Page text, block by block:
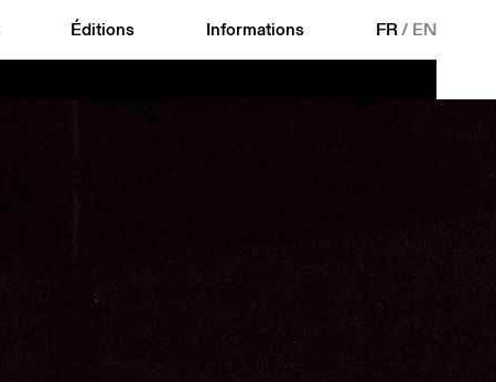
Éditions Informations FR/ EN